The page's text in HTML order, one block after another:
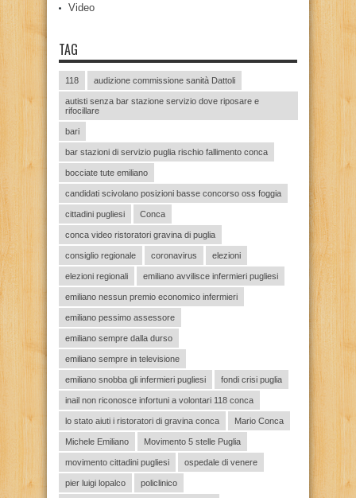
Video
TAG
118 audizione commissione sanità Dattoli
autisti senza bar stazione servizio dove riposare e
rifocillare
bari
bar stazioni di servizio puglia rischio fallimento conca
bocciate tute emiliano
candidati scivolano posizioni basse concorso oss foggia
cittadini pugliesi Conca
conca video ristoratori gravina di puglia
consiglio regionale coronavirus elezioni
elezioni regionali emiliano avvilisce infermieri pugliesi
emiliano nessun premio economico infermieri
emiliano pessimo assessore
emiliano sempre dalla durso
emiliano sempre in televisione
emiliano snobba gli infermieri pugliesi fondi crisi puglia
inail non riconosce infortuni a volontari 118 conca
lo stato aiuti i ristoratori di gravina conca Mario Conca
Michele Emiliano Movimento 5 stelle Puglia
movimento cittadini pugliesi ospedale di venere
pier luigi lopalco policlinico